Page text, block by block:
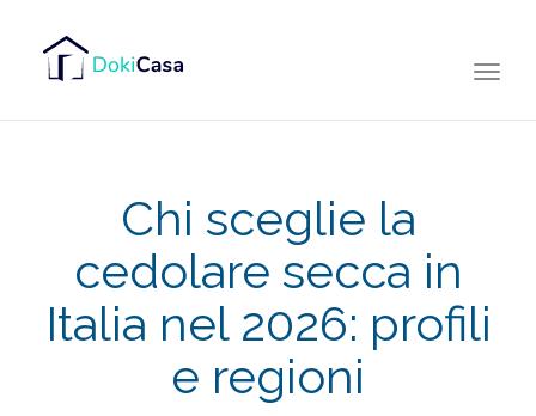
Chi sceglie la
cedolare secca in
Italia nel 2026: profili
e regioni